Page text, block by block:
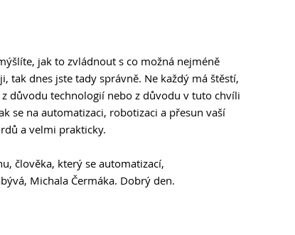
jak to zvládnout s co možná nejméně
dnes jste tady správně. Ne každý má štěstí,
důvodu technologií nebo z důvodu v tuto chvíli
se na automatizaci, robotizaci a přesun vaší
a velmi prakticky.
člověka, který se automatizací,
Michala Čermáka. Dobrý den.